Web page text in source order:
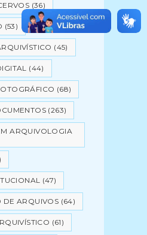
(36)
(53)
(45)
(44)
(68)
(263)
ARQUIVOLOGIA
(47)
DE ARQUIVOS (64)
(61)